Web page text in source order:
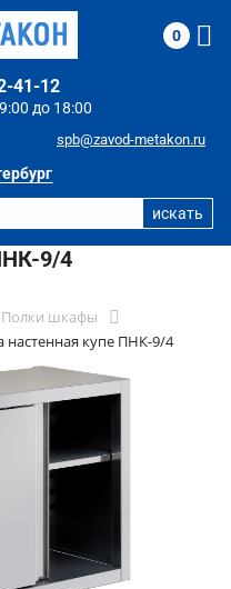
до 18:00
41-12
spb@zavod-metakon.ru
0
9/4
Полки шкафы
настенная купе ПНК-9/4